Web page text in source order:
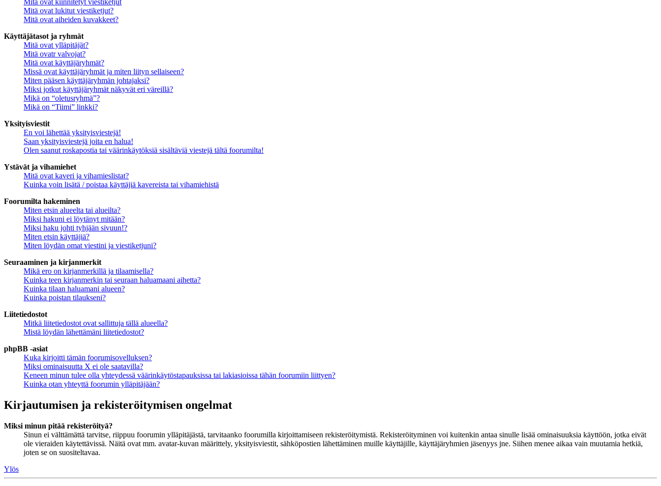
Mitä ovat kiinnitetyt viestiketjut
Mitä ovat lukitut viestiketjut?
Mitä ovat aiheiden kuvakkeet?
Käyttäjätasot ja ryhmät
Mitä ovat ylläpitäjät?
Mitä ovatr valvojat?
Mitä ovat käyttäjäryhmät?
Missä ovat käyttäjäryhmät ja miten liityn sellaiseen?
Miten pääsen käyttäjäryhmän johtajaksi?
Miksi jotkut käyttäjäryhmät näkyvät eri väreillä?
Mikä on “oletusryhmä”?
Mikä on “Tiimi” linkki?
Yksityisviestit
En voi lähettää yksityisviestejä!
Saan yksityisviestejä joita en halua!
Olen saanut roskapostia tai väärinkäytöksiä sisältäviä viestejä tältä foorumilta!
Ystävät ja vihamiehet
Mitä ovat kaveri ja vihamieslistat?
Kuinka voin lisätä / poistaa käyttäjiä kavereista tai vihamiehistä
Foorumilta hakeminen
Miten etsin alueelta tai alueilta?
Miksi hakuni ei löytänyt mitään?
Miksi haku johti tyhjään sivuun!?
Miten etsin käyttäjiä?
Miten löydän omat viestini ja viestiketjuni?
Seuraaminen ja kirjanmerkit
Mikä ero on kirjanmerkillä ja tilaamisella?
Kuinka teen kirjanmerkin tai seuraan haluamaani aihetta?
Kuinka tilaan haluamani alueen?
Kuinka poistan tilaukseni?
Liitetiedostot
Mitkä liitetiedostot ovat sallittuja tällä alueella?
Mistä löydän lähettämäni liitetiedostot?
phpBB -asiat
Kuka kirjoitti tämän foorumisovelluksen?
Miksi ominaisuutta X ei ole saatavilla?
Keneen minun tulee olla yhteydessä väärinkäytöstapauksissa tai lakiasioissa tähän foorumiin liittyen?
Kuinka otan yhteyttä foorumin ylläpitäjään?
Kirjautumisen ja rekisteröitymisen ongelmat
Miksi minun pitää rekisteröityä?
Sinun ei välttämättä tarvitse, riippuu foorumin ylläpitäjästä, tarvitaanko foorumilla kirjoittamiseen rekisteröitymistä. Rekisteröityminen voi kuitenkin antaa sinulle lisää ominaisuuksia käyttöön, jotka eivät
ole vieraiden käytettävissä. Näitä ovat mm. avatar-kuvan määrittely, yksityisviestit, sähköpostien lähettäminen muille käyttäjille, käyttäjäryhmien jäsenyys jne. Siihen menee aikaa vain muutamia hetkiä,
joten se on suositeltavaa.
Ylös